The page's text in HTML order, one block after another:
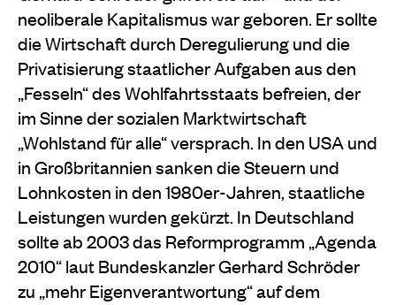
neoliberale Kapitalismus war geboren. Er sollte
die Wirtschaft durch Deregulierung und die
Privatisierung staatlicher Aufgaben aus den
„Fesseln“ des Wohlfahrtsstaats befreien, der
im Sinne der sozialen Marktwirtschaft
„Wohlstand für alle“ versprach. In den USA und
in Großbritannien sanken die Steuern und
Lohnkosten in den 1980er-Jahren, staatliche
Leistungen wurden gekürzt. In Deutschland
sollte ab 2003 das Reformprogramm „Agenda
2010“ laut Bundeskanzler Gerhard Schröder
zu „mehr Eigenverantwortung“ auf dem